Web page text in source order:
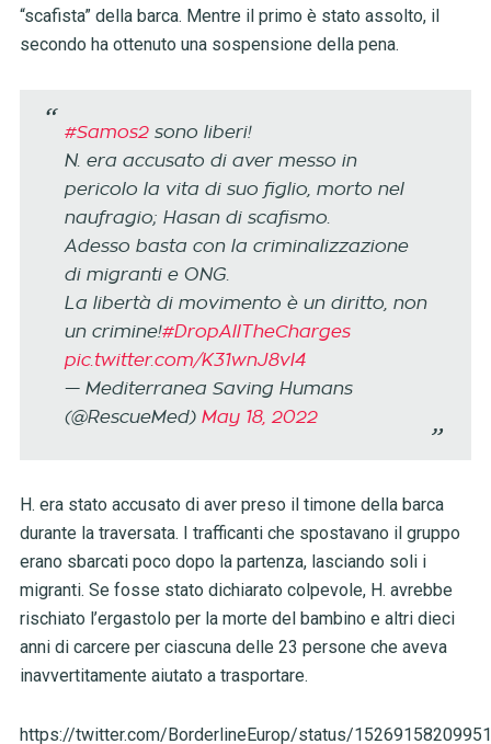
“scafista” della barca. Mentre il primo è stato assolto, il
secondo ha ottenuto una sospensione della pena.
#Samos2sono liberi!
N. era accusato di aver messo in
pericolo la vita di suo figlio, morto nel
naufragio; Hasan di scafismo.
Adesso basta con la criminalizzazione
di migranti e ONG.
La libertà di movimento è un diritto, non
un crimine!#DropAllTheCharges
pic.twitter.com/K31wnJ8vI4
— Mediterranea Saving Humans
(@RescueMed) May 18, 2022
H. era stato accusato di aver preso il timone della barca
durante la traversata. I trafficanti che spostavano il gruppo
erano sbarcati poco dopo la partenza, lasciando soli i
migranti. Se fosse stato dichiarato colpevole, H. avrebbe
rischiato l’ergastolo per la morte del bambino e altri dieci
anni di carcere per ciascuna delle 23 persone che aveva
inavvertitamente aiutato a trasportare.
https://twitter.com/BorderlineEurop/status/